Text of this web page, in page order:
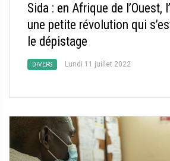
Sida : en Afrique de l’Ouest,
une petite révolution qui
le dépistage
DIVERS Lundi 11 juillet 2022